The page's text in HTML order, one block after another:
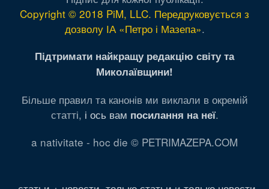
Copyright © 2018 PiM, LLC. Передруковується з
дозволу ІА «Петро і Мазепа».
Підтримати найкращу редакцію світу та
Миколаївщини!
Більше правил та канонів ми виклали в окремій
статті, і ось вам посилання на неї.
a nativitate - hoc die © PETRIMAZEPA.COM